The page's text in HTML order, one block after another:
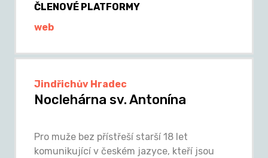
ČLENOVÉ PLATFORMY
web
Jindřichův Hradec
Noclehárna sv. Antonína
Pro muže bez přístřeší starší 18 let
komunikující v českém jazyce, kteří jsou